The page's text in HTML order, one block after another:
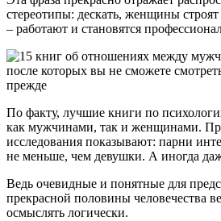
стереотипы: дескать, женщины
– работают и становятся
По факту, лучшие книги по
как мужчинами, так и женщинами.
исследования показывают: парни
не меньше, чем девушки. А иногда
Ведь очевидные и понятные для
прекрасной половины человечества
осмыслять логически.